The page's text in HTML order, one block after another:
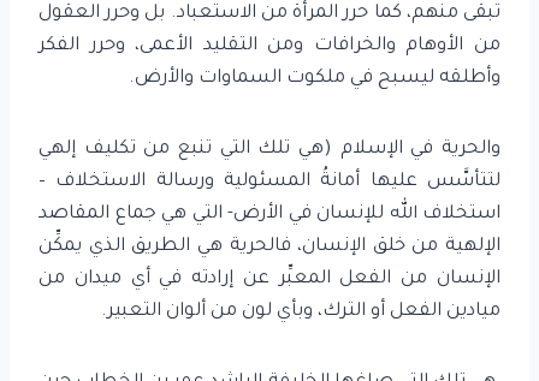
تبقى منهم، كما حرر المرأة من الاستعباد. بل وحرر العقول
من الأوهام والخرافات ومن التقليد الأعمى، وحرر الفكر
وأطلقه ليسبح في ملكوت السماوات والأرض.
والحرية في الإسلام (هي تلك التي تنبع من تكليف إلهي
لتتأسَّس عليها أمانةُ المسئولية ورسالة الاستخلاف –
استخلاف الله للإنسان في الأرض- التي هي جماع المقاصد
الإلهية من خلق الإنسان، فالحرية هي الطريق الذي يمكِّن
الإنسان من الفعل المعبِّر عن إرادته في أي ميدان من
ميادين الفعل أو الترك، وبأي لون من ألوان التعبير.